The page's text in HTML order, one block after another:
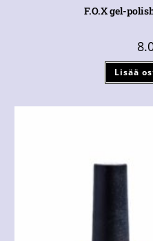
F.O.X gel-
Lisää